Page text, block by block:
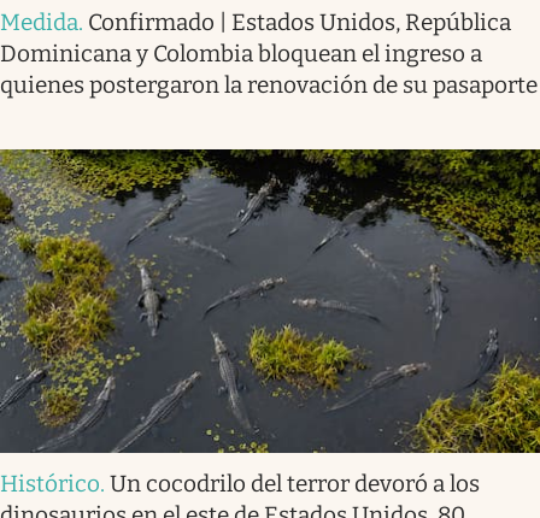
Medida. Confirmado | Estados Unidos, República
Dominicana y Colombia bloquean el ingreso a
quienes postergaron la renovación de su pasaporte
Histórico. Un cocodrilo del terror devoró a los